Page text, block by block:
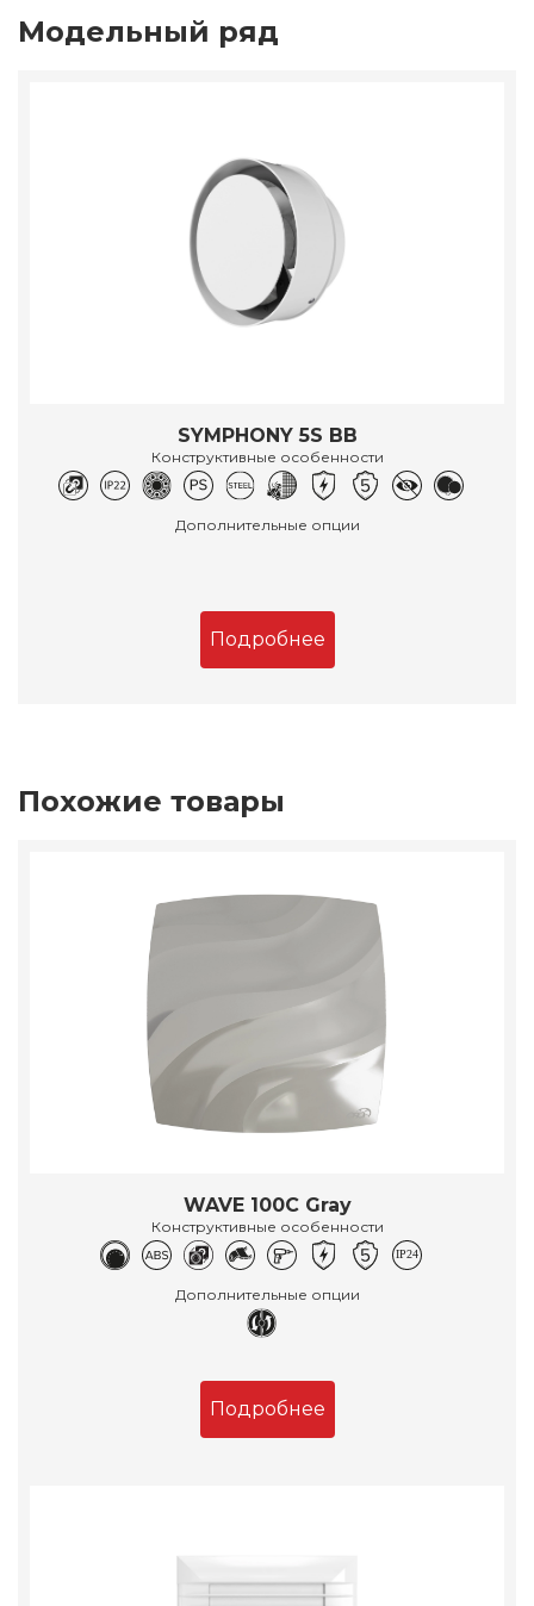
Модельный ряд
SYMPHONY 5S BB
Конструктивные особенности
Дополнительные опции
Подробнее
Похожие товары
WAVE 100C Gray
Конструктивные особенности
Дополнительные опции
Подробнее